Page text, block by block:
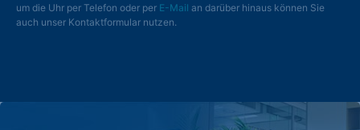
um die Uhr per Telefon oder per E-Mail an darüber hinaus können Sie
auch unser Kontaktformular nutzen.